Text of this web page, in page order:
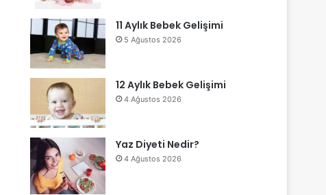
11 Aylık Bebek Gelişimi
5 Ağustos 2026
12 Aylık Bebek Gelişimi
4 Ağustos 2026
Yaz Diyeti Nedir?
4 Ağustos 2026